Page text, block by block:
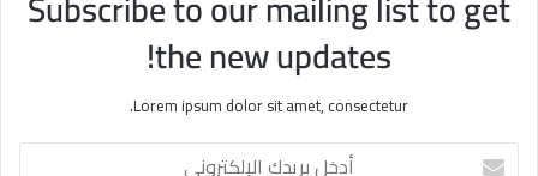
the new updates!
Lorem ipsum dolor sit amet, consectetur.